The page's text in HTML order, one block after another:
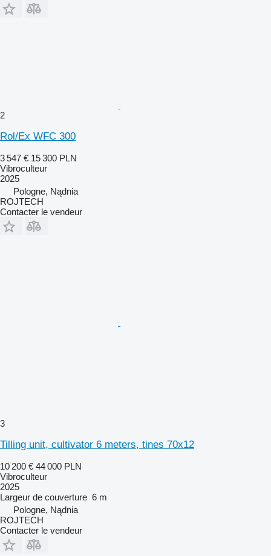
2
Rol/Ex WFC 300
3 547 € 15 300 PLN
Vibroculteur
2025
Pologne, Nądnia
ROJTECH
Contacter le vendeur
3
Tilling unit, cultivator 6 meters, tines 70x12
10 200 € 44 000 PLN
Vibroculteur
2025
Largeur de couverture 6 m
Pologne, Nądnia
ROJTECH
Contacter le vendeur